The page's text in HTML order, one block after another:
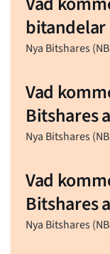
bitandelar
Nya Bitshares
Vad
Bitshares
Nya Bitshares
Vad
Bitshares
Nya Bitshares